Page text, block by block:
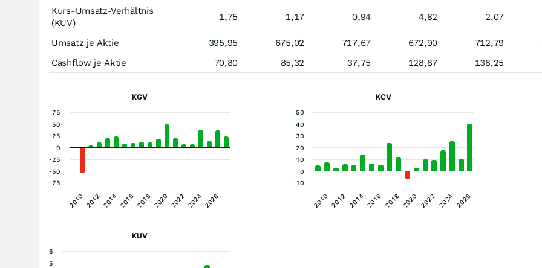
Kurs-Umsatz-Verhältnis
(KUV)
1,75 1,17 0,94 4,82 2,07
Umsatz je Aktie 395,95 675,02 717,67 672,90 712,79
Cashflow je Aktie
70,80 85,32 37,75 128,87 138,25
KGV
2010 2012 2014 2016 2018 2020 2022 2024 2026
-75
-50
-25
0
25
50
75
KCV
2010 2012 2014 2016 2018 2020 2022 2024 2026
-10
0
10
20
30
40
50
KUV
5
6